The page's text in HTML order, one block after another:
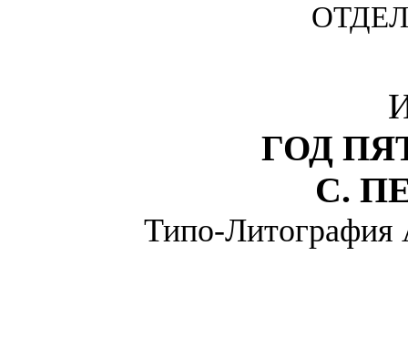
ГОД
С.
Типо-Литография